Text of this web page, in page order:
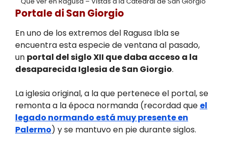
Portale di San Giorgio
En uno de los extremos del Ragusa Ibla se
encuentra esta especie de ventana al pasado,
un portal del siglo XII que daba acceso a la
desaparecida Iglesia de San Giorgio.
La iglesia original, a la que pertenece el portal, se
remonta a la época normanda (recordad que el
legado normando está muy presente en
Palermo) y se mantuvo en pie durante siglos.